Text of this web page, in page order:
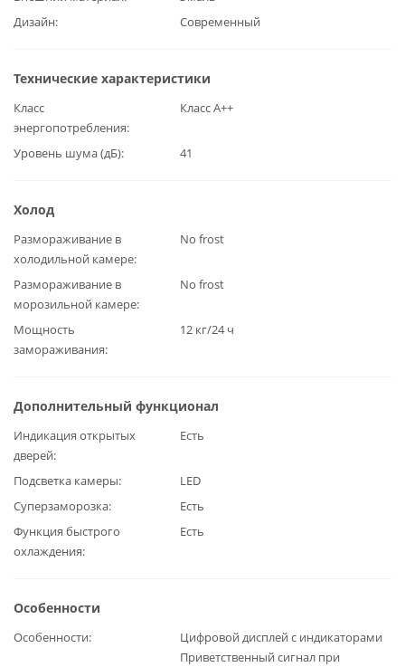
Дизайн
Современный
Технические характеристики
Класс
энергопотребления
Класс А++
Уровень шума (дБ) 41
Холод
Размораживание в
холодильной камере
No frost
Размораживание в
морозильной камере
No frost
Мощность
замораживания
12 кг/24 ч
Дополнительный функционал
Индикация открытых
дверей
Есть
Подсветка камеры
LED
Суперзаморозка
Есть
Функция быстрого
охлаждения
Есть
Особенности
Особенности
Цифровой дисплей с индикаторами
Приветственный сигнал при